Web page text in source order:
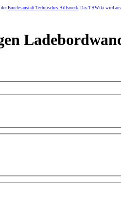
der Bundesanstalt Technisches Hilfswerk. Das THWiki wird